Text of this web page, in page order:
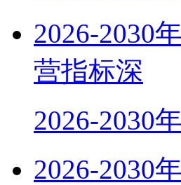
2026-2030
营指标深
2026-2030
2026-2030